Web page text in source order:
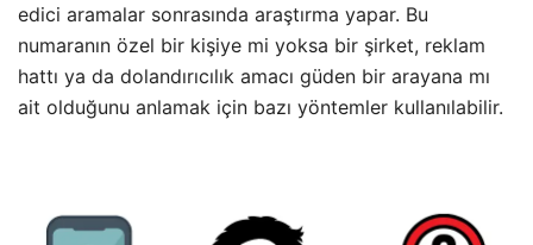
edici aramalar sonrasında araştırma yapar. Bu
numaranın özel bir kişiye mi yoksa bir şirket, reklam
hattı ya da dolandırıcılık amacı güden bir arayana mı
ait olduğunu anlamak için bazı yöntemler kullanılabilir.